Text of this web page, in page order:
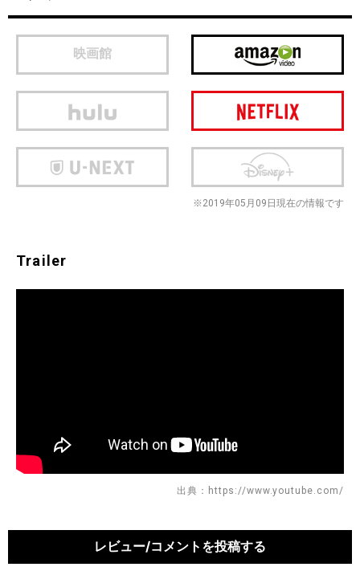
映画館
※2019年05月09日現在の情報です
Trailer
出典：https://www.youtube.com/
レビュー/コメントを投稿する